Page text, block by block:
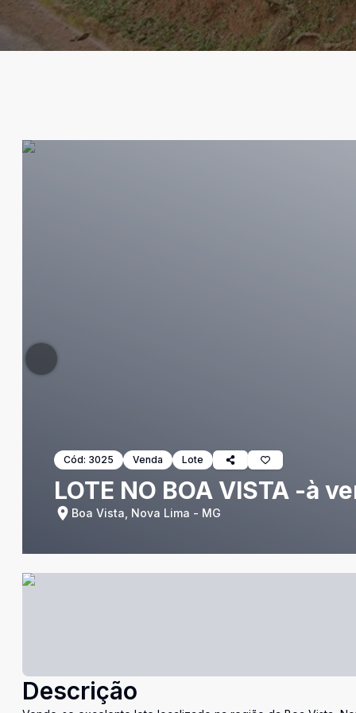
Cód: 3025 Venda Lote
LOTE NO BOA VISTA -à
Boa Vista, Nova Lima - MG
Descrição